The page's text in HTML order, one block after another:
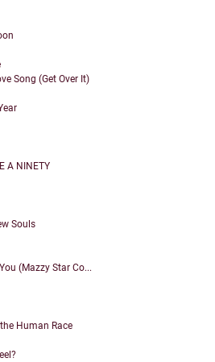
Song (Get Over It)
A NINETY
Souls
(Mazzy Star Co...
Human Race